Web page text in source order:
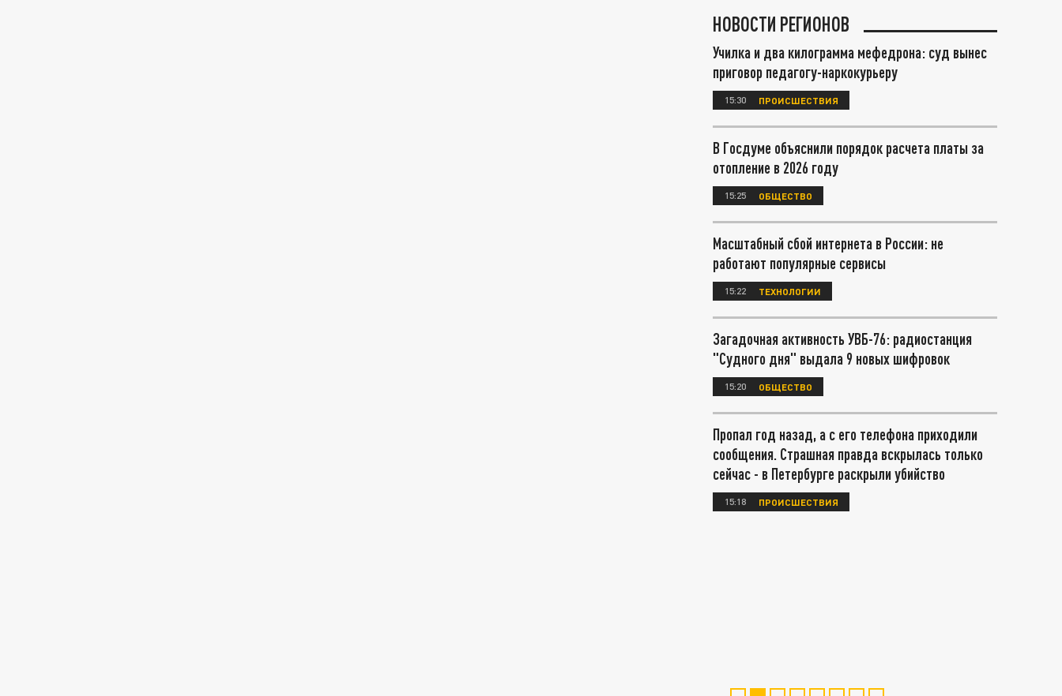
НОВОСТИ РЕГИОНОВ
Училка и два килограмма мефедрона: суд вынес
приговор педагогу-наркокурьеру
15:30 ПРОИСШЕСТВИЯ
В Госдуме объяснили порядок расчета платы за
отопление в 2026 году
15:25 ОБЩЕСТВО
Масштабный сбой интернета в России: не
работают популярные сервисы
15:22 ТЕХНОЛОГИИ
Загадочная активность УВБ-76: радиостанция
"Судного дня" выдала 9 новых шифровок
15:20 ОБЩЕСТВО
Пропал год назад, а с его телефона приходили
сообщения. Страшная правда вскрылась только
сейчас - в Петербурге раскрыли убийство
15:18 ПРОИСШЕСТВИЯ